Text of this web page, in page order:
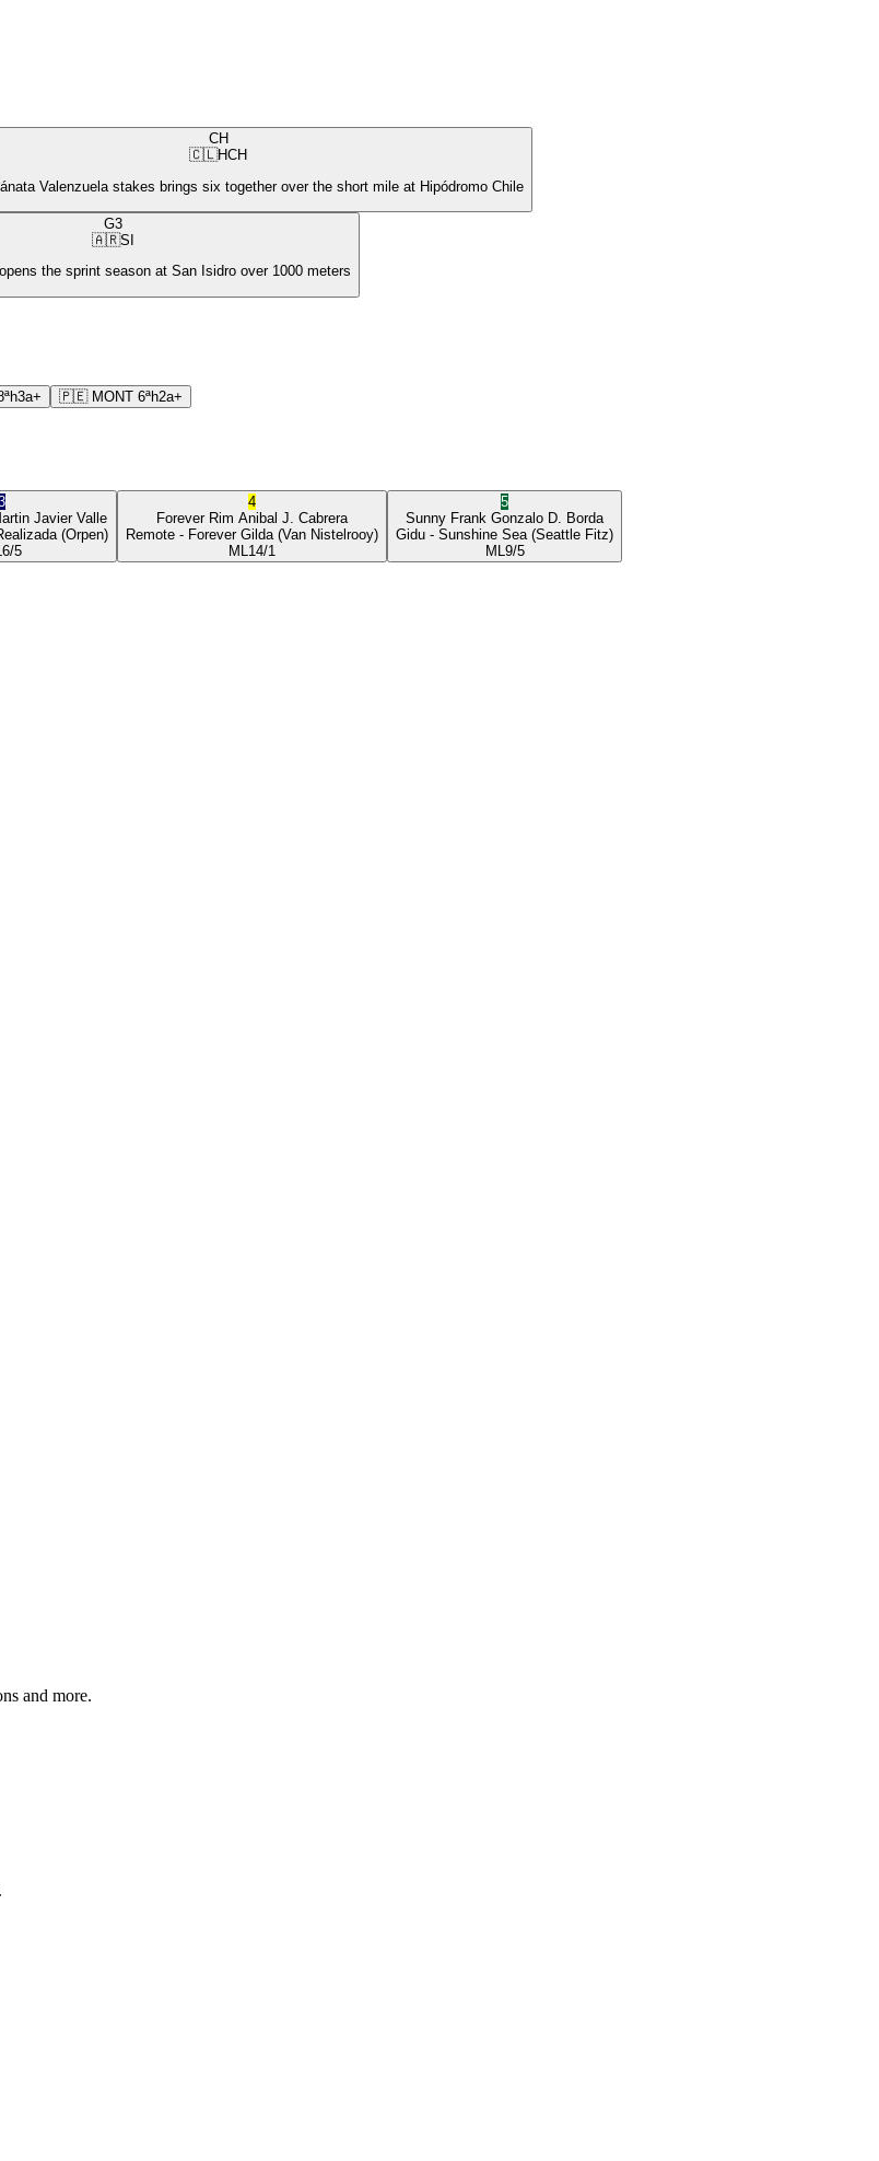
CH
🇨🇱HCH
Valenzuela stakes brings six together over the short mile at Hipódromo Chile
G3
🇦🇷SI
the sprint season at San Isidro over 1000 meters
h3a+ 🇵🇪 MONT 6ªh2a+
Javier Valle
(Orpen)
6/5
4
Forever Rim Anibal J. Cabrera
Remote - Forever Gilda(Van Nistelrooy)
ML14/1
5
Sunny Frank Gonzalo D. Borda
Gidu - Sunshine Sea(Seattle Fitz)
ML9/5
and more.